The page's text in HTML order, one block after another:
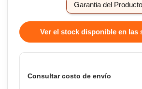
Garantia del Producto
Ver el stock disponible en las
Consultar costo de envío